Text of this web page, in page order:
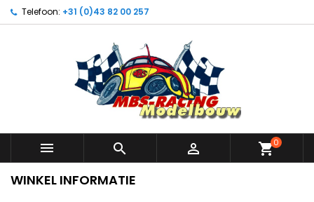
Telefoon: +31 (0)43 82 00 257
   shopping_cart0
WINKEL INFORMATIE